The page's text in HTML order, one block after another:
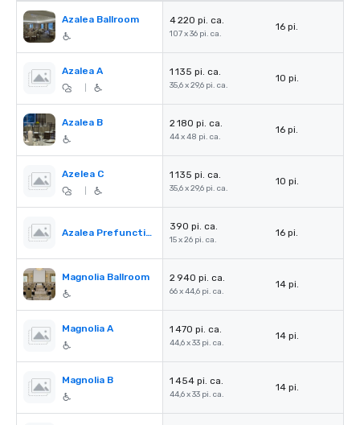
Azalea Ballroom 4 220 pi. ca.
107 x 36 pi. ca.
16 pi.
Azalea A 1 135 pi. ca.
35,6 x 29,6 pi. ca.
10 pi.
Azalea B 2 180 pi. ca.
44 x 48 pi. ca.
16 pi.
Azelea C 1 135 pi. ca.
35,6 x 29,6 pi. ca.
10 pi.
Azalea Prefunction
390 pi. ca.
15 x 26 pi. ca.
16 pi.
Magnolia Ballroom 2 940 pi. ca.
66 x 44,6 pi. ca.
14 pi.
Magnolia A 1 470 pi. ca.
44,6 x 33 pi. ca.
14 pi.
Magnolia B 1 454 pi. ca.
44,6 x 33 pi. ca.
14 pi.